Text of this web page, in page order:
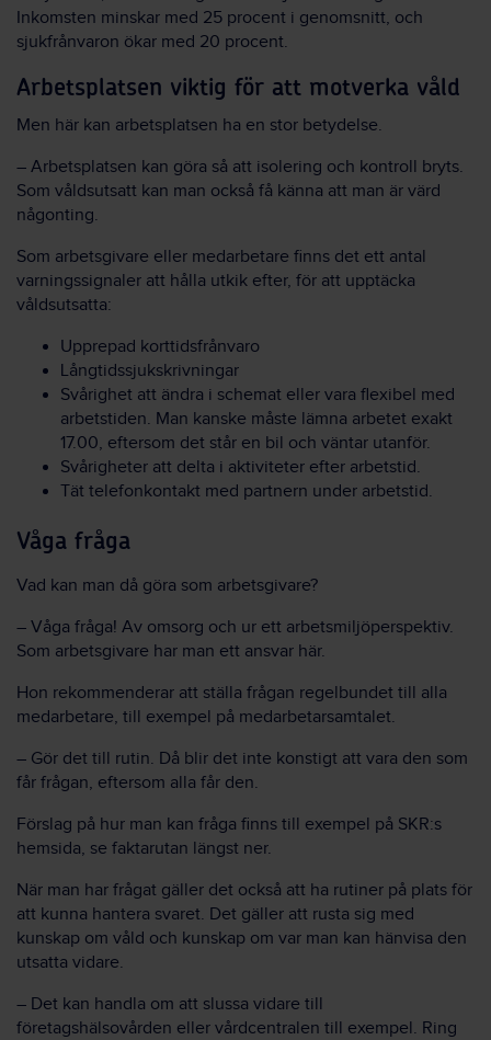
Inkomsten minskar med 25 procent i genomsnitt, och
sjukfrånvaron ökar med 20 procent.
Arbetsplatsen viktig för att motverka våld
Men här kan arbetsplatsen ha en stor betydelse.
– Arbetsplatsen kan göra så att isolering och kontroll bryts.
Som våldsutsatt kan man också få känna att man är värd
någonting.
Som arbetsgivare eller medarbetare finns det ett antal
varningssignaler att hålla utkik efter, för att upptäcka
våldsutsatta:
Upprepad korttidsfrånvaro
Långtidssjukskrivningar
Svårighet att ändra i schemat eller vara flexibel med
arbetstiden. Man kanske måste lämna arbetet exakt
17.00, eftersom det står en bil och väntar utanför.
Svårigheter att delta i aktiviteter efter arbetstid.
Tät telefonkontakt med partnern under arbetstid.
Våga fråga
Vad kan man då göra som arbetsgivare?
– Våga fråga! Av omsorg och ur ett arbetsmiljöperspektiv.
Som arbetsgivare har man ett ansvar här.
Hon rekommenderar att ställa frågan regelbundet till alla
medarbetare, till exempel på medarbetarsamtalet.
– Gör det till rutin. Då blir det inte konstigt att vara den som
får frågan, eftersom alla får den.
Förslag på hur man kan fråga finns till exempel på SKR:s
hemsida, se faktarutan längst ner.
När man har frågat gäller det också att ha rutiner på plats för
att kunna hantera svaret. Det gäller att rusta sig med
kunskap om våld och kunskap om var man kan hänvisa den
utsatta vidare.
– Det kan handla om att slussa vidare till
företagshälsovården eller vårdcentralen till exempel. Ring